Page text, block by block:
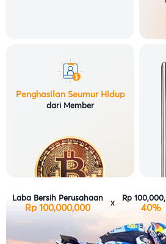
Penghasilan Seumur Hidup
dari Member
Laba Bersih Perusahaan
Rp 100,000,000 x
Rp
40%